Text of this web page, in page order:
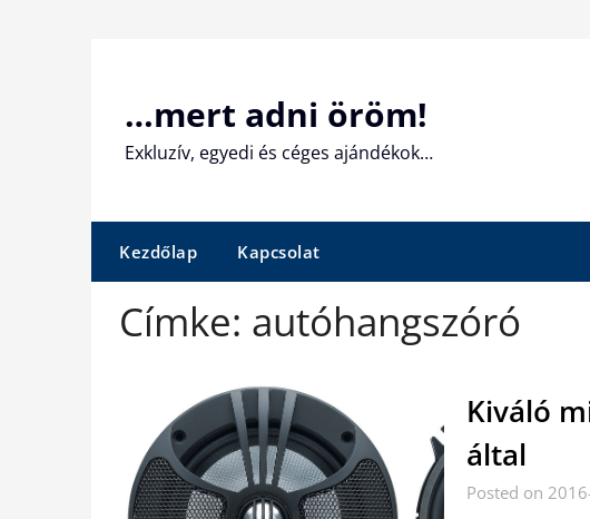
…mert adni öröm!
Exkluzív, egyedi és céges ajándékok…
Kezdőlap Kapcsolat
Címke: autóhangszóró
Kiváló
által
Posted on